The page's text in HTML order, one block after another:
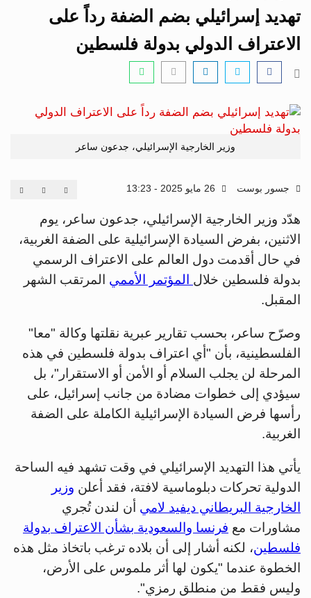
g
a
تهديد إسرائيلي بضم الضفة رداً على
الاعتراف الدولي بدولة فلسطين
وزير الخارجية الإسرائيلي، جدعون ساعر
جسور بوست
هدّد وزير الخارجية الإسرائيلي، جدعون ساعر، يوم
الاثنين، بفرض السيادة الإسرائيلية على الضفة الغربية،
في حال أقدمت دول العالم على الاعتراف الرسمي
بدولة فلسطين خلال المؤتمر الأممي المرتقب الشهر
المقبل.
وصرّح ساعر، بحسب تقارير عبرية نقلتها وكالة "معا"
الفلسطينية، بأن "أي اعتراف بدولة فلسطين في هذه
المرحلة لن يجلب السلام أو الأمن أو الاستقرار"، بل
سيؤدي إلى خطوات مضادة من جانب إسرائيل، على
رأسها فرض السيادة الإسرائيلية الكاملة على الضفة
الغربية.
يأتي هذا التهديد الإسرائيلي في وقت تشهد فيه الساحة
الدولية تحركات دبلوماسية لافتة، فقد أعلن وزير
الخارجية البريطاني ديفيد لامي أن لندن تُجري
مشاورات مع فرنسا والسعودية بشأن الاعتراف بدولة
فلسطين، لكنه أشار إلى أن بلاده ترغب باتخاذ مثل هذه
الخطوة عندما "يكون لها أثر ملموس على الأرض،
وليس فقط من منطلق رمزي".